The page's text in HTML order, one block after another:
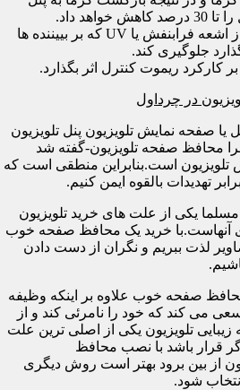
داد.
یک محافظ خوب باید از اشعه فرابنفش یا UV که بر بییننده ها
جلوگیری کند.
کارکرد ریموت کنترل اثر بگذارد.
در چرداول
یا صفحه نمایش تلویزیون پنل تلویزیون
محافظ صفحه تلویزیون-گفته شد
است.بنابراین منطقی است که
تهدیدات بالقوه ایمن کنیم.
یکی از علت های خرید تلویزیون
آنهاست.با خرید یک محافظ صفحه خوب
لذت ببریم و نگران از دست دادن
صفحه خوب علاوه بر اینکه وظیفه
می کند که خود را نامرئی کند و از
زیبایی تلویزیون یکی از اصلی ترین علت
قرار باشد با نصب محافظ
از بین برود بهتر است روش دیگری
شود.